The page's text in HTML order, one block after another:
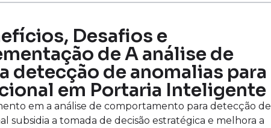
Desafios e
de A análise de
detecção de anomalias para
em Portaria Inteligente
em a análise de comportamento para detecção de
subsidia a tomada de decisão estratégica e melhora a